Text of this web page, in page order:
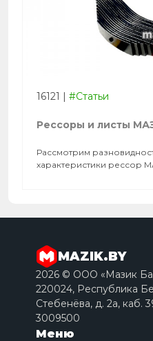
16121 | #Статьи
Рессоры и листы
Рассмотрим
характеристики рессор
MAZIK.BY
2026 © ООО «Мазик
220024, Республика
Стебенёва, д. 2a, каб.
3009500
Меню